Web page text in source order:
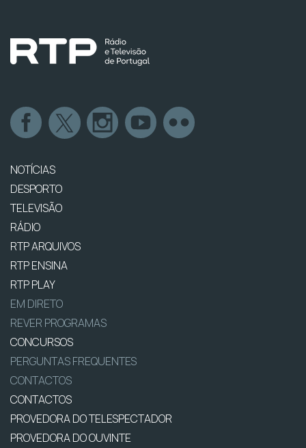
NOTÍCIAS
DESPORTO
TELEVISÃO
RÁDIO
RTP ARQUIVOS
RTP ENSINA
RTP PLAY
EM DIRETO
REVER PROGRAMAS
CONCURSOS
PERGUNTAS FREQUENTES
CONTACTOS
CONTACTOS
PROVEDORA DO TELESPECTADOR
PROVEDORA DO OUVINTE